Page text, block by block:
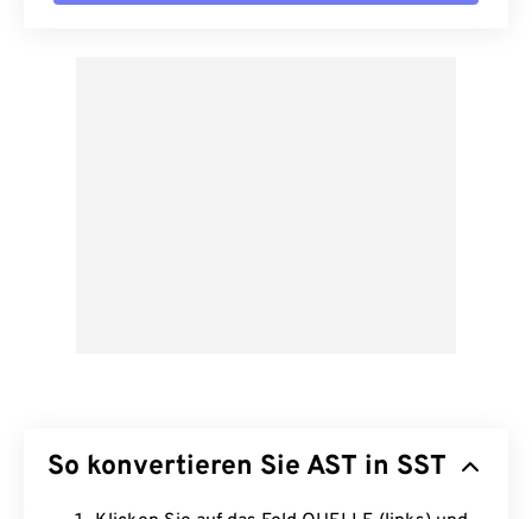
So konvertieren Sie AST in SST